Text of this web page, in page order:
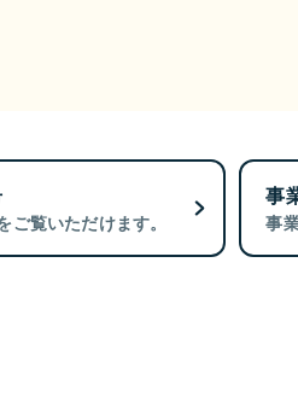
覧いただけます。
事
事